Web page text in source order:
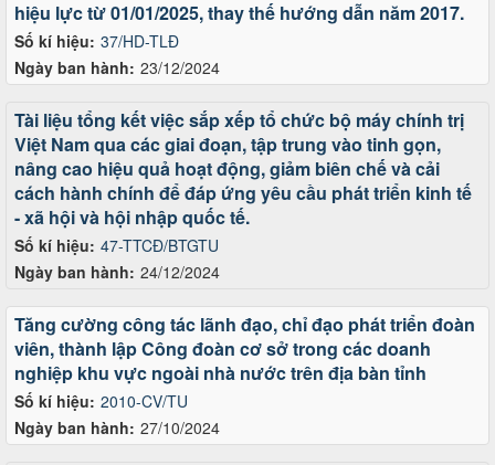
Số kí hiệu: 37/HD-TLĐ
Ngày ban hành: 23/12/2024
hiệu lực từ 01/01/2025, thay thế hướng dẫn năm 2017.
Số kí hiệu: 47-TTCĐ/BTGTU
Ngày ban hành: 24/12/2024
Tài liệu tổng kết việc sắp xếp tổ chức bộ máy chính trị
Việt Nam qua các giai đoạn, tập trung vào tinh gọn,
nâng cao hiệu quả hoạt động, giảm biên chế và cải
cách hành chính để đáp ứng yêu cầu phát triển kinh tế
- xã hội và hội nhập quốc tế.
Số kí hiệu: 2010-CV/TU
Ngày ban hành: 27/10/2024
Tăng cường công tác lãnh đạo, chỉ đạo phát triển đoàn
viên, thành lập Công đoàn cơ sở trong các doanh
nghiệp khu vực ngoài nhà nước trên địa bàn tỉnh